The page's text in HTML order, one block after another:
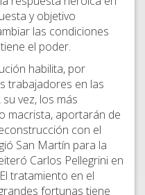
y objetivo
las condiciones
el poder.
habilita, por
trabajadores en las
vez, los más
macrista, aportarán de
con el
San Martín para la
Carlos Pellegrini en
tratamiento en el
fortunas tiene